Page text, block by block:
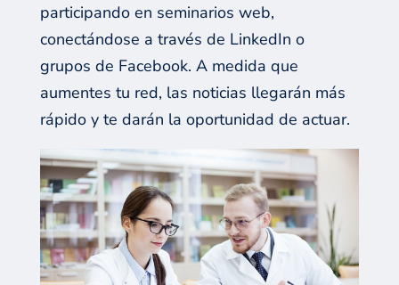
participando en seminarios web,
conectándose a través de LinkedIn o
grupos de Facebook. A medida que
aumentes tu red, las noticias llegarán más
rápido y te darán la oportunidad de actuar.